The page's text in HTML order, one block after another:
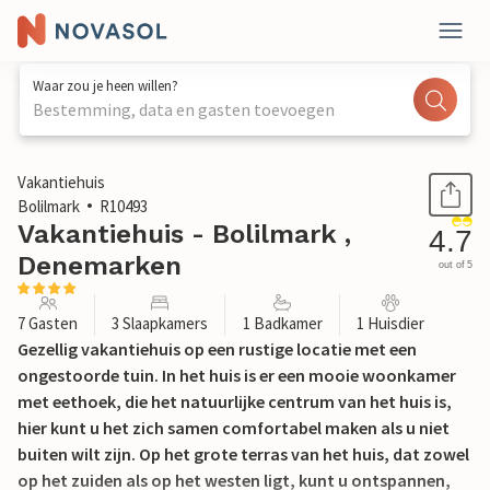
Waar zou je heen willen?
Bestemming, data en gasten toevoegen
1 / 16
Vakantiehuis
Bolilmark
R10493
Vakantiehuis - Bolilmark ,
Denemarken
4.7
out of 5
7 Gasten 3 Slaapkamers 1 Badkamer 1 Huisdier
Gezellig vakantiehuis op een rustige locatie met een
ongestoorde tuin. In het huis is er een mooie woonkamer
met eethoek, die het natuurlijke centrum van het huis is,
hier kunt u het zich samen comfortabel maken als u niet
buiten wilt zijn. Op het grote terras van het huis, dat zowel
op het zuiden als op het westen ligt, kunt u ontspannen,